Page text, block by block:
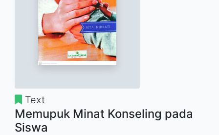
Text
Memupuk Minat Konseling pada
Siswa